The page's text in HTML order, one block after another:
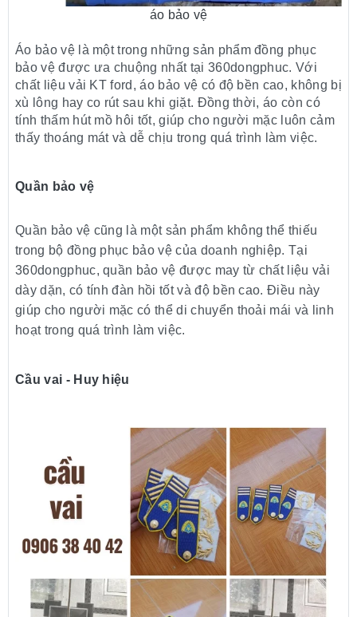
áo bảo vệ
Áo bảo vệ là một trong những sản phẩm đồng phục
bảo vệ được ưa chuộng nhất tại 360dongphuc. Với
chất liệu vải KT ford, áo bảo vệ có độ bền cao, không bị
xù lông hay co rút sau khi giặt. Đồng thời, áo còn có
tính thấm hút mồ hôi tốt, giúp cho người mặc luôn cảm
thấy thoáng mát và dễ chịu trong quá trình làm việc.
Quần bảo vệ
Quần bảo vệ cũng là một sản phẩm không thể thiếu
trong bộ đồng phục bảo vệ của doanh nghiệp. Tại
360dongphuc, quần bảo vệ được may từ chất liệu vải
dày dặn, có tính đàn hồi tốt và độ bền cao. Điều này
giúp cho người mặc có thể di chuyển thoải mái và linh
hoạt trong quá trình làm việc.
Cầu vai - Huy hiệu